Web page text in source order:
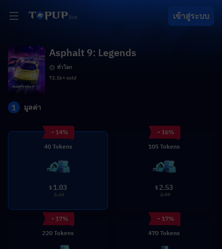
เข้าสู่ระบบ
Asphalt 9: Legends
ทั่วโลก
72.1k+ sold
1 มูลค่า
- 14%
40 Tokens
$ 1.03
1.19
- 16%
105 Tokens
$ 2.53
2.99
- 17%
220 Tokens
- 17%
470 Tokens